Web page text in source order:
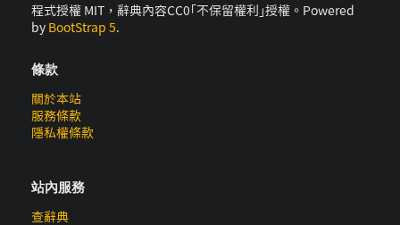
程式授權 MIT，辭典內容CC0｢不保留權利｣授權。Powered
by BootStrap 5.
條款
關於本站
服務條款
隱私權條款
站內服務
查辭典